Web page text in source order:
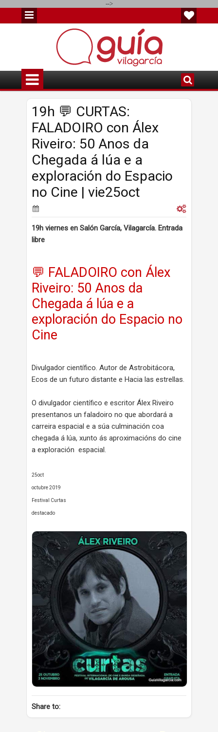
-->
19h 💬 CURTAS:
FALADOIRO con Álex
Riveiro: 50 Anos da
Chegada á lúa e a
exploración do Espacio
no Cine | vie25oct
19h viernes en Salón García, Vilagarcía. Entrada
libre
💬 FALADOIRO con Álex
Riveiro: 50 Anos da
Chegada á lúa e a
exploración do Espacio no
Cine
Divulgador científico. Autor de Astrobitácora,
Ecos de un futuro distante e Hacia las estrellas.
O divulgador científico e escritor Álex Riveiro
presentanos un faladoiro no que abordará a
carreira espacial e a súa culminación coa
chegada á lúa, xunto ás aproximacións do cine
a exploración espacial.
25oct
octubre 2019
Festival Curtas
destacado
Share to: